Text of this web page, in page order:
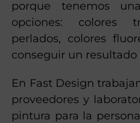
Si estás pensando
personalización de
opciones: colores
perlados, colores
conseguir un resultado